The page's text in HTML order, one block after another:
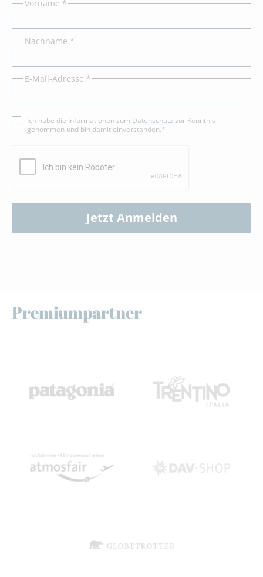
Vorname *
Nachname *
E-Mail-Adresse *
Ich habe die Informationen zum Datenschutz zur Kenntnis
genommen und bin damit einverstanden.*
Jetzt Anmelden
Premiumpartner